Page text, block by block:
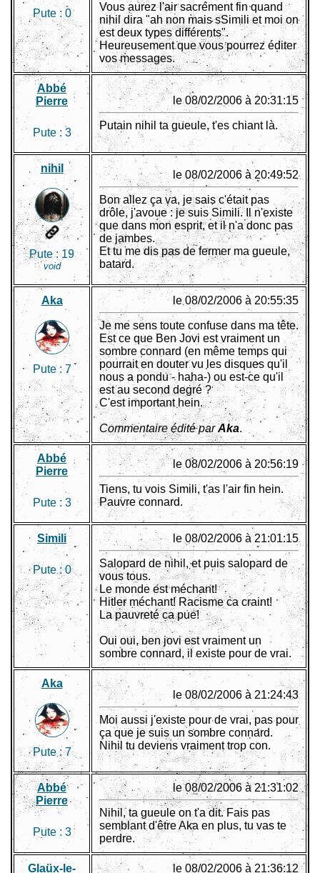
Pute : 0
Vous aurez l'air sacrément fin quand
nihil dira "ah non mais sSimili et moi on
est deux types différents".
Heureusement que vous pourrez éditer
vos messages.
Abbé
Pierre
Pute : 3
le 08/02/2006 à 20:31:15
Putain nihil ta gueule, t'es chiant là.
nihil
Pute :19
void
le 08/02/2006 à 20:49:52
Bon allez ça va, je sais c'était pas
drôle, j'avoue : je suis Simili. Il n'existe
que dans mon esprit, et il n'a donc pas
de jambes.
Et tu me dis pas de fermer ma gueule,
batard.
Aka
Pute :7
le 08/02/2006 à 20:55:35
Je me sens toute confuse dans ma tête.
Est ce que Ben Jovi est vraiment un
sombre connard (en même temps qui
pourrait en douter vu les disques qu'il
nous a pondu - haha-) ou est-ce qu'il
est au second degré ?
C'est important hein.
Commentaire édité parAka.
Abbé
Pierre
Pute : 3
le 08/02/2006 à 20:56:19
Tiens, tu vois Simili, t'as l'air fin hein.
Pauvre connard.
Simili
Pute :0
le 08/02/2006 à 21:01:15
Salopard de nihil, et puis salopard de
vous tous.
Le monde est méchant!
Hitler méchant! Racisme ca craint!
La pauvreté ca pue!
Oui oui, ben jovi est vraiment un
sombre connard, il existe pour de vrai.
Aka
Pute :7
le 08/02/2006 à 21:24:43
Moi aussi j'existe pour de vrai, pas pour
ça que je suis un sombre connard.
Nihil tu deviens vraiment trop con.
Abbé
Pierre
Pute : 3
le 08/02/2006 à 21:31:02
Nihil, ta gueule on t'a dit. Fais pas
semblant d'être Aka en plus, tu vas te
perdre.
Glaüx-le- le 08/02/2006 à 21:36:12